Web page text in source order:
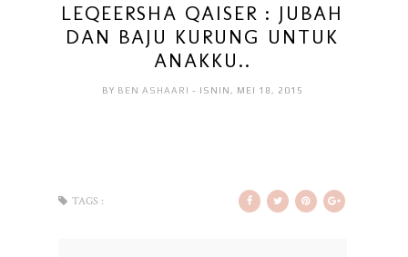
LEQEERSHA QAISER : JUBAH
DAN BAJU KURUNG UNTUK
ANAKKU..
BY BEN ASHAARI - ISNIN, MEI 18, 2015
TAGS :